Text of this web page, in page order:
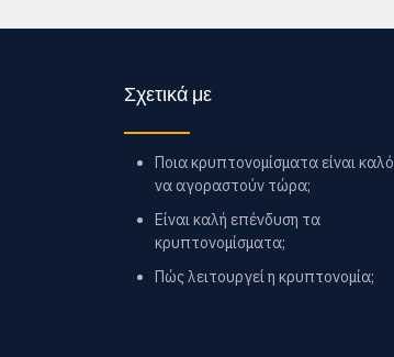
Σχετικά με
Ποια κρυπτονομίσματα είναι καλό
να αγοραστούν τώρα;
Είναι καλή επένδυση τα
κρυπτονομίσματα;
Πώς λειτουργεί η κρυπτονομία;